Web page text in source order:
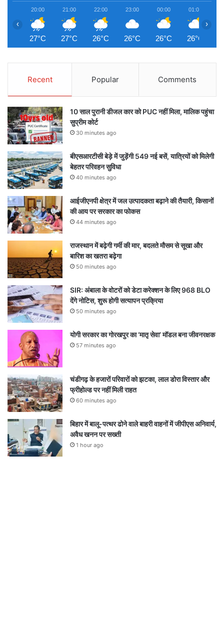
20:00
27°C
21:00
27°C
22:00
26°C
23:00
26°C
00:00
26°C
01:00
26°C
‹ ›
Recent Popular Comments
10 साल पुरानी डीजल कार को PUC नहीं मिला, मालिक पहुंचा
सुप्रीम कोर्ट
30 minutes ago
बीएसआरटीसी बेड़े में जुड़ेंगी 549 नई बसें, यात्रियों को मिलेगी
बेहतर परिवहन सुविधा
40 minutes ago
आईजीएनपी क्षेत्र में जल उत्पादकता बढ़ाने की तैयारी, किसानों
की आय पर सरकार का फोकस
44 minutes ago
राजस्थान में बढ़ेगी गर्मी की मार, बदलते मौसम से सूखा और
बारिश का खतरा बढ़ेगा
50 minutes ago
SIR: अंबाला के वोटरों को डेटा करेक्शन के लिए 968 BLO
देंगे नोटिस, शुरू होगी सत्यापन प्रक्रिया
50 minutes ago
योगी सरकार का गोरखपुर का ‘मातृ सेवा’ मॉडल बना जीवनरक्षक
57 minutes ago
चंडीगढ़ के हजारों परिवारों को झटका, लाल डोरा विस्तार और
फ्रीहोल्ड पर नहीं मिली राहत
60 minutes ago
बिहार में बालू-पत्थर ढोने वाले बाहरी वाहनों में जीपीएस अनिवार्य,
अवैध खनन पर सख्ती
1 hour ago